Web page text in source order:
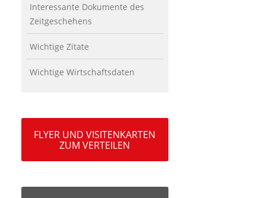
Interessante Dokumente des
Zeitgeschehens
Wichtige Zitate
Wichtige Wirtschaftsdaten
FLYER UND VISITENKARTEN
ZUM VERTEILEN